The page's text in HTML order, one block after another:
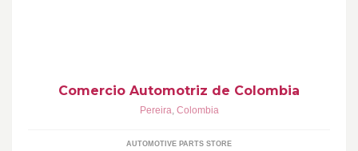
Comercio Automotriz de Colombia
Pereira, Colombia
AUTOMOTIVE PARTS STORE